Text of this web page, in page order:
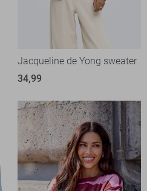
Jacqueline de Yong sweater
34,99